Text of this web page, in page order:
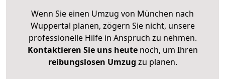
Wenn Sie einen Umzug von München nach
Wuppertal planen, zögern Sie nicht, unsere
professionelle Hilfe in Anspruch zu nehmen.
Kontaktieren Sie uns heutenoch, um Ihren
reibungslosen Umzug zu planen.